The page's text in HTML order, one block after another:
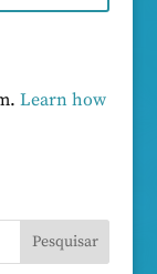
Learn how